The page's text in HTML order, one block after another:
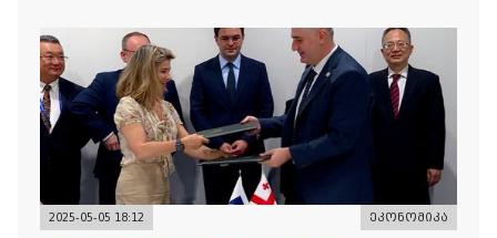
2025-05-05 18:12 ეკონომიკა